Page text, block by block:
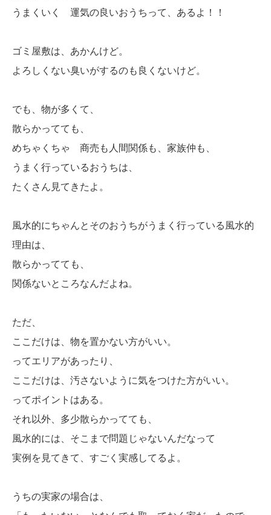
うまくいく 運気の良いおうちって、あるよ！！
ゴミ屋敷は、あかんけど。
よろしくない臭いがするのも良くないけど。
でも、物が多くて、
散らかってても、
めちゃくちゃ 商売も人間関係も、家族仲も、
うまく行っているおうちは、
たくさん見てきたよ。
風水的にちゃんとそのおうちがうまく行っている風水的
理由は、
散らかってても、
関係ないところなんだよね。
ただ、
ここだけは、物を置かない方がいい。
ってエリアがあったり、
ここだけは、汚さないように気をつけた方がいい。
ってポイントはある。
それ以外、多少散らかってても、
風水的には、そこまで問題じゃないんだなって
実例を見てきて、すごく実感してるよ。
うちの実家の場合は、